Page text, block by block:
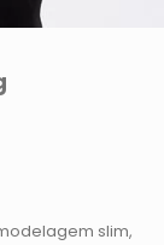
slim,